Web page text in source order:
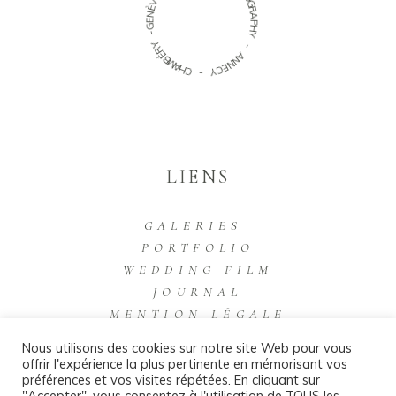
O
G
R
A
P
H
Y
-
A
N
N
E
C
-
C
H
A
M
B
É
R
-
G
E
N
È
LIENS
GALERIES
PORTFOLIO
WEDDING FILM
JOURNAL
MENTION LÉGALE
Nous utilisons des cookies sur notre site Web pour vous
offrir l'expérience la plus pertinente en mémorisant vos
préférences et vos visites répétées. En cliquant sur